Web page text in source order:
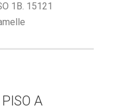
1B. 15121
A